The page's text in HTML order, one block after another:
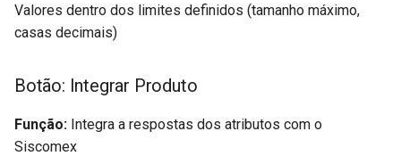
Valores dentro dos limites definidos (tamanho máximo,
casas decimais)
Botão: Integrar Produto
Função: Integra a respostas dos atributos com o
Siscomex